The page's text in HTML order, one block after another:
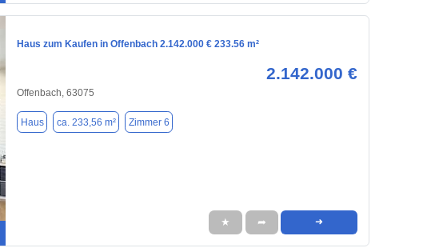
Haus zum Kaufen in Offenbach 2.142.000 € 233.56 m²
2.142.000 €
Offenbach, 63075
Haus ca. 233,56 m² Zimmer 6
★ ➦ ➜